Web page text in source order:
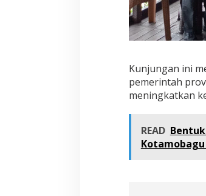
Kunjungan ini
pemerintah
meningkatkan
READ